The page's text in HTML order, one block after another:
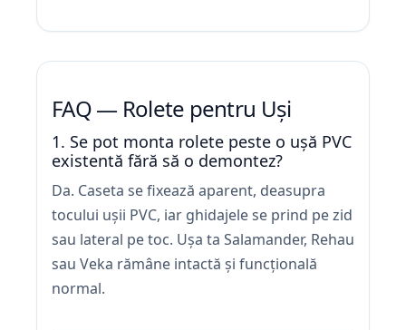
FAQ — Rolete pentru Uși
1. Se pot monta rolete peste o ușă PVC
existentă fără să o demontez?
Da. Caseta se fixează aparent, deasupra
tocului ușii PVC, iar ghidajele se prind pe zid
sau lateral pe toc. Ușa ta Salamander, Rehau
sau Veka rămâne intactă și funcțională
normal.